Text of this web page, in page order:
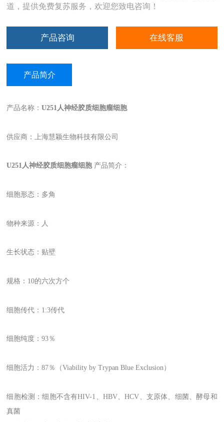
道，提供免费复苏服务，欢迎您致电咨询！
产品咨询 在线客服
产品简介
产品名称：U251人神经胶质细胞瘤细胞
供应商：上海慧颖生物科技有限公司
U251 人神经胶质细胞瘤细胞产品简介：
细胞形态：多角
物种来源：人
生长状态：贴壁
规格：10的六次方个
细胞传代：1:3传代
细胞纯度：93％
细胞活力：87％（Viability by Trypan Blue Exclusion）
细胞检测：细胞不含有HIV-1、HBV、HCV、支原体、细菌、酵母和
真菌